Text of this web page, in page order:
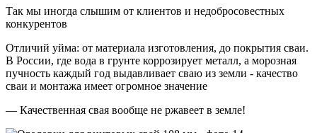
Так мы иногда слышим от клиентов и недобросовестных
конкурентов
Отличий уйма: от материала изготовления, до покрытия сваи.
В России, где вода в грунте коррозирует металл, а морозная
пучность каждый год выдавливает сваю из земли - качество
сваи и монтажа имеет огромное значение
— Качественная свая вообще не ржавеет в земле!